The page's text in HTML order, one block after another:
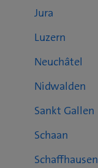
Jura
Luzern
Neuchâtel
Nidwalden
Sankt Gallen
Schaan
Schaffhausen